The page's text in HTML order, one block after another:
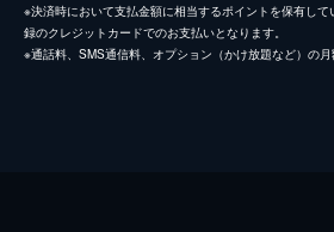
※決済時において支払金額に相当するポイントを保有し
録のクレジットカードでのお支払いとなります。
※通話料、SMS通信料、オプション（かけ放題など）の月